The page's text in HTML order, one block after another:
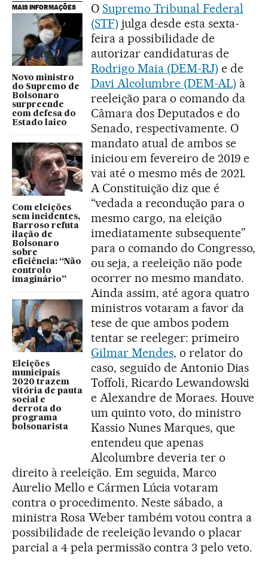
MAIS INFORMAÇÕES
Novo ministro
do Supremo de
Bolsonaro
surpreende
com defesa do
Estado laico
Com eleições
sem incidentes,
Barroso refuta
ilação de
Bolsonaro
sobre
eficiência: “Não
controlo
imaginário”
Eleições
municipais
2020 trazem
vitória de pauta
social e
derrota do
programa
bolsonarista
O Supremo Tribunal Federal
(STF) julga desde esta sexta-
feira a possibilidade de
autorizar candidaturas de
Rodrigo Maia (DEM-RJ) e de
Davi Alcolumbre (DEM-AL) à
reeleição para o comando da
Câmara dos Deputados e do
Senado, respectivamente. O
mandato atual de ambos se
iniciou em fevereiro de 2019 e
vai até o mesmo mês de 2021.
A Constituição diz que é
“vedada a recondução para o
mesmo cargo, na eleição
imediatamente subsequente”
para o comando do Congresso,
ou seja, a reeleição não pode
ocorrer no mesmo mandato.
Ainda assim, até agora quatro
ministros votaram a favor da
tese de que ambos podem
tentar se reeleger: primeiro
Gilmar Mendes, o relator do
caso, seguido de Antonio Dias
Toffoli, Ricardo Lewandowski
e Alexandre de Moraes. Houve
um quinto voto, do ministro
Kassio Nunes Marques, que
entendeu que apenas
Alcolumbre deveria ter o
direito à reeleição. Em seguida, Marco
Aurelio Mello e Cármen Lúcia votaram
contra o procedimento. Neste sábado, a
ministra Rosa Weber também votou contra a
possibilidade de reeleição levando o placar
parcial a 4 pela permissão contra 3 pelo veto.